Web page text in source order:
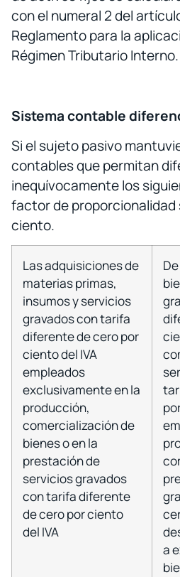
con el numeral 2 del
Reglamento para la
Régimen Tributario Interno.
Sistema contable
Si el sujeto pasivo
contables que permitan
inequívocamente los
factor de proporcionalidad
ciento.
Las adquisiciones de
materias primas,
insumos y servicios
gravados con tarifa
diferente de cero por
ciento del IVA
empleados
exclusivamente en la
producción,
comercialización de
bienes o en la
prestación de
servicios gravados
con tarifa diferente
de cero por ciento
del IVA
a